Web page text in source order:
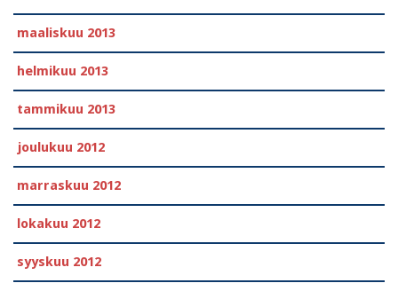
maaliskuu 2013
helmikuu 2013
tammikuu 2013
joulukuu 2012
marraskuu 2012
lokakuu 2012
syyskuu 2012